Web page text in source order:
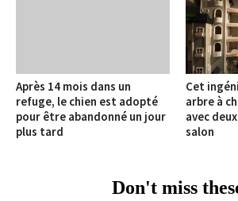
Après 14 mois dans un
refuge, le chien est adopté
pour être abandonné un jour
plus tard
Cet
arbre à
avec
salon
Don't miss